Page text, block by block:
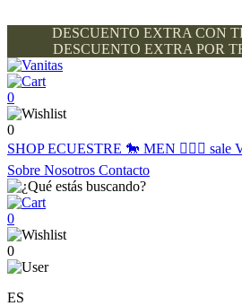
DESCUENTO EXTRA CON
DESCUENTO EXTRA POR
0
0
SHOPECUESTRE 🐎 MEN 🙋🏽‍♂️ sale
Sobre Nosotros Contacto
0
0
ES